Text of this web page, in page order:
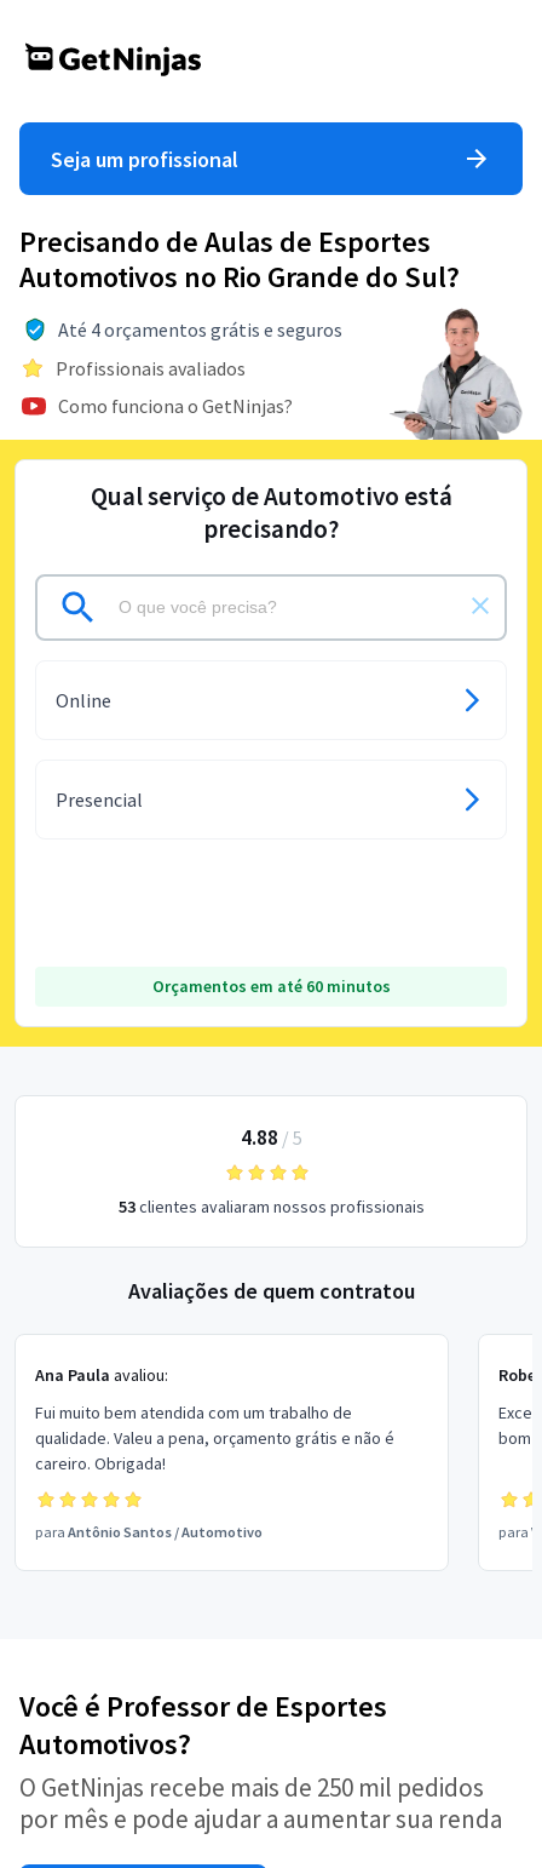
Seja um profissional
Precisando de Aulas de Esportes
Automotivos no Rio Grande do Sul?
Até 4 orçamentos grátis e seguros
Profissionais avaliados
Como funciona o GetNinjas?
Qual serviço de Automotivo está
precisando?
Online
Presencial
Orçamentos em até 60 minutos
4.88 / 5
53clientes avaliaram nossos profissionais
Avaliações de quem contratou
Ana Paula avaliou:
Fui muito bem atendida com um trabalho de
qualidade. Valeu a pena, orçamento grátis e não é
careiro. Obrigada!
para Antônio Santos /Automotivo
bom
para
Você é Professor de Esportes
Automotivos?
O GetNinjas recebe mais de 250 mil pedidos
por mês e pode ajudar a aumentar sua renda